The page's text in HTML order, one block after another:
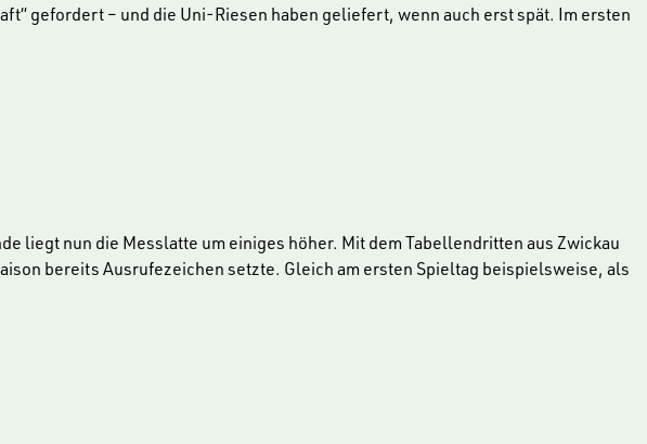
gefordert – und die Uni-Riesen haben geliefert, wenn auch erst spät. Im ersten
liegt nun die Messlatte um einiges höher. Mit dem Tabellendritten aus Zwickau
bereits Ausrufezeichen setzte. Gleich am ersten Spieltag beispielsweise, als